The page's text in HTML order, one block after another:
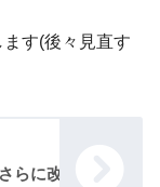
す(後々見直す
らに改